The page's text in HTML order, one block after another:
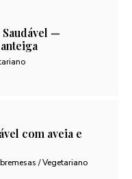
—
com aveia e
/ Vegetariano